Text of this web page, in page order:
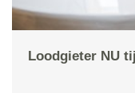
Loodgieter NU